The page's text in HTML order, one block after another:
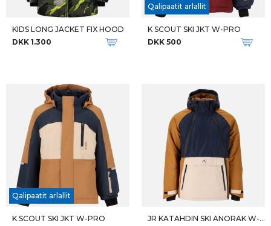
KIDS LONG JACKET FIX HOOD
DKK 1.300
Qalipaatit arlallit
K SCOUT SKI JKT W-PRO
DKK 500
Qalipaatit arlallit
K SCOUT SKI JKT W-PRO JR KATAHDIN SKI ANORAK W-PRO